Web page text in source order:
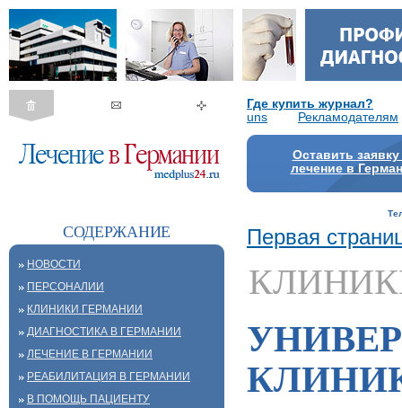
Где купить журнал?
uns
Рекламодателям
Оставить заявку
лечение в
СОДЕРЖАНИЕ
НОВОСТИ
ПЕРСОНАЛИИ
КЛИНИКИ ГЕРМАНИИ
ДИАГНОСТИКА В ГЕРМАНИИ
ЛЕЧЕНИЕ В ГЕРМАНИИ
РЕАБИЛИТАЦИЯ В ГЕРМАНИИ
В ПОМОЩЬ ПАЦИЕНТУ
Первая